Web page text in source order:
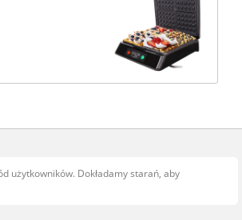
użytkowników. Dokładamy starań, aby